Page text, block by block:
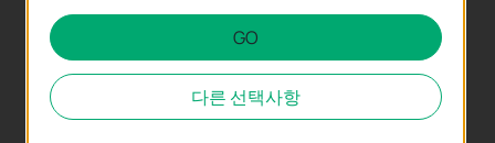
GO
다른 선택사항
분석 및 마케팅 쿠키
분석 쿠키는 웹사이트의 기능을 개선하고 조정하기 위해 웹사이트에서
의 사용자 활동을 분석하는 데 사용하는 쿠키입니다.